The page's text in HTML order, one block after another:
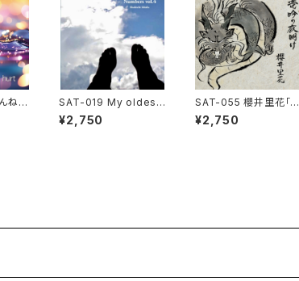
ねS
SAT-019 My oldest
numbers vol.4
¥2,750
SAT-055 櫻井里花「竜
吟の夜明け」
¥2,750